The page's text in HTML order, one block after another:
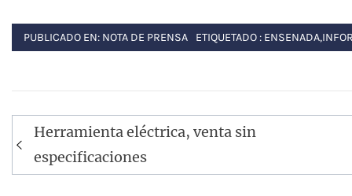
PUBLICADO EN: NOTA DE PRENSA ETIQUETADO : ENSENADA,
Navegación
de
entradas
Herramienta eléctrica, venta sin
especificaciones